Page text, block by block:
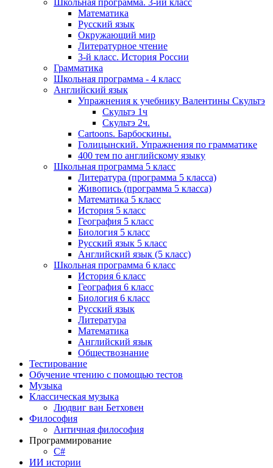
Математика
Русский язык
Окружающий мир
Литературное чтение
3-й класс. История России
Грамматика
Школьная программа - 4 класс
Английский язык
Упражнения к учебнику Валентины Скультэ
Скультэ 1ч
Скультэ 2ч.
Cartoons. Барбоскины.
Голицынский. Упражнения по грамматике
400 тем по английскому языку
Школьная программа 5 класс
Литература (программа 5 класса)
Живопись (программа 5 класса)
Математика 5 класс
История 5 класс
География 5 класс
Биология 5 класс
Русский язык 5 класс
Английский язык (5 класс)
Школьная программа 6 класс
История 6 класс
География 6 класс
Биология 6 класс
Русский язык
Литература
Математика
Английский язык
Обществознание
Тестирование
Обучение чтению с помощью тестов
Музыка
Классическая музыка
Людвиг ван Бетховен
Философия
Античная философия
Программирование
С#
ИИ истории